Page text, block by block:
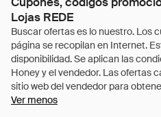
Lojas REDE
Ver menos